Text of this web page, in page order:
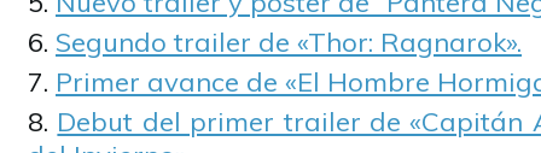
Segundo trailer de «Thor: Ragnarok».
Primer avance de «El Hombre
Debut del primer trailer de «Capitán